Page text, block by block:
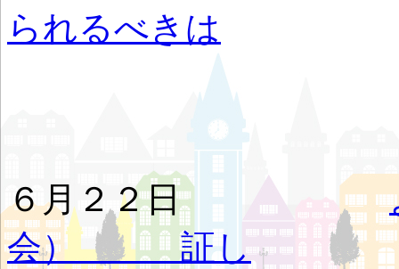
られるべきは
６月２２日
会） 証し